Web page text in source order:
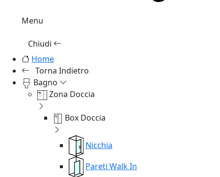
Menu
Chiudi
Home
Torna Indietro
Bagno
Zona Doccia
Box Doccia
Nicchia
Pareti Walk In